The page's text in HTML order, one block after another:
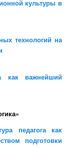
культуры в
технологий на
как важнейший
педагога как
подготовки